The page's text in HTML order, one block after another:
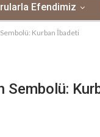
Efendimiz
Kurban İbadeti
Sembolü: